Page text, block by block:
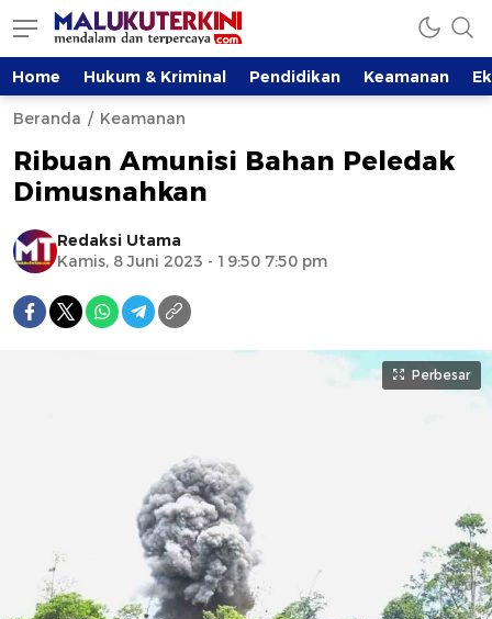
Home Hukum & Kriminal Pendidikan Keamanan
Beranda Keamanan
Ribuan Amunisi Bahan Peledak
Dimusnahkan
Redaksi Utama
Kamis, 8 Juni 2023 - 19:50 7:50 pm
Perbesar